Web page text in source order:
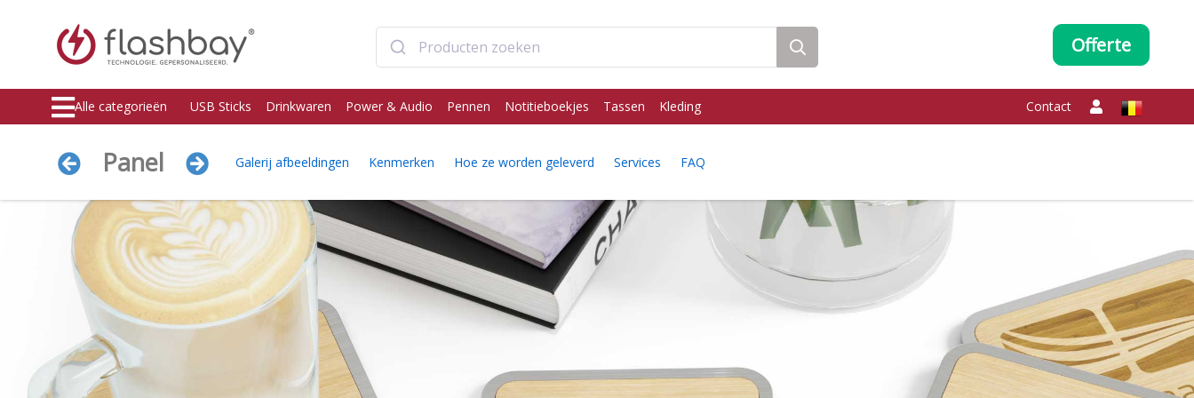
Offerte
Alle categorieën USB Sticks Drinkwaren Power & Audio Pennen Notitieboekjes Tassen Kleding Contact
Panel Galerij afbeeldingen Kenmerken Hoe ze worden geleverd Services FAQ